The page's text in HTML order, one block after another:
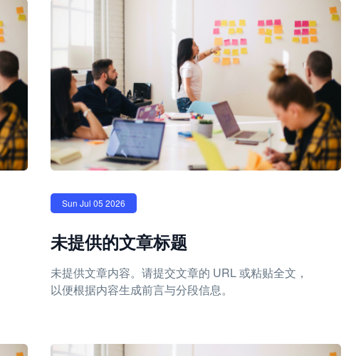
Sun Jul 05 2026
未提供的文章标题
未提供文章内容。请提交文章的 URL 或粘贴全文，
以便根据内容生成前言与分段信息。